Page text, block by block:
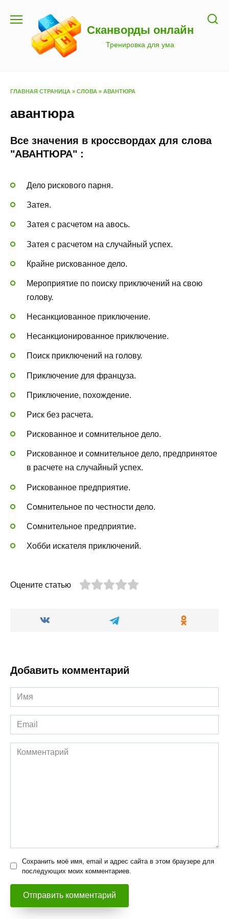
содержанию
Сканворды онлайн
Тренировка для ума
ГЛАВНАЯ СТРАНИЦА » СЛОВА » АВАНТЮРА
авантюра
Все значения в кроссвордах для слова
"АВАНТЮРА" :
Дело рискового парня.
Затея.
Затея с расчетом на авось.
Затея с расчетом на случайный успех.
Крайне рискованное дело.
Мероприятие по поиску приключений на свою
голову.
Несанкциованное приключение.
Несанкционированное приключение.
Поиск приключений на голову.
Приключение для француза.
Приключение, похождение.
Риск без расчета.
Рискованное и сомнительное дело.
Рискованное и сомнительное дело, предпринятое
в расчете на случайный успех.
Рискованное предприятие.
Сомнительное по честности дело.
Сомнительное предприятие.
Хобби искателя приключений.
Оцените статью
Добавить комментарий
Имя
*
Email
*
Комментарий
Сохранить моё имя, email и адрес сайта в этом браузере для
последующих моих комментариев.